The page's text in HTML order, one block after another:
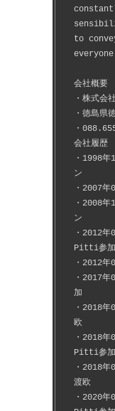
to
会社概要
・株式
・徳島県
・
会社履歴
・1998
ン
・2007
・2008
ン
・2012年
Pitti参加
・2012
・2017年
加
・2018
欧
・2018年
Pitti参加
・2018年
渡欧
・2020年